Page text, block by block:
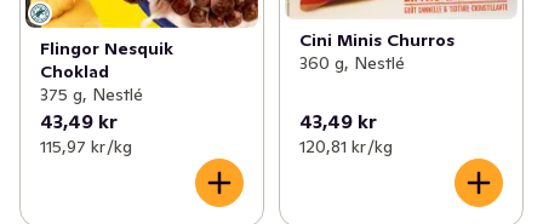
Flingor Nesquik
Choklad
375 g, Nestlé
43,49 kr
115,97 kr /kg
Cini Minis Churros
360 g, Nestlé
43,49 kr
120,81 kr /kg